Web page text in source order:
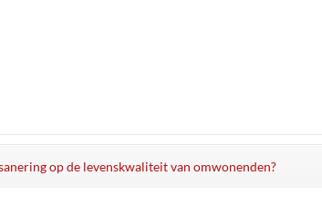
op de levenskwaliteit van omwonenden?